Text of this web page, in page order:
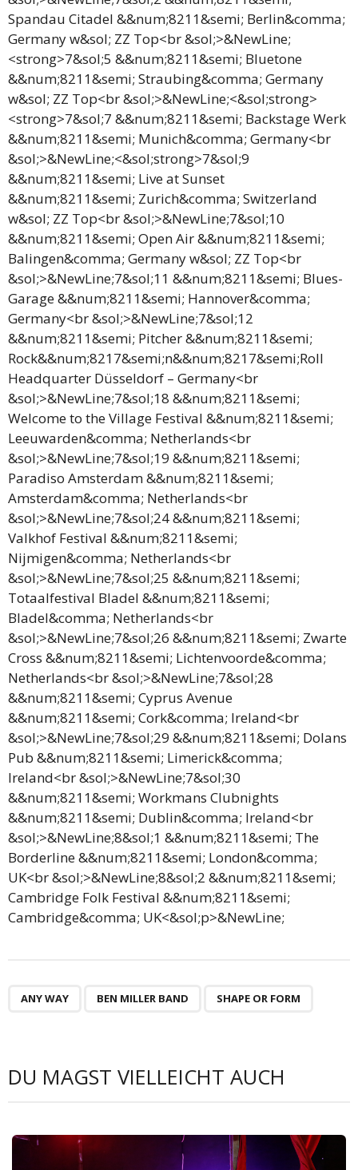
Spandau Citadel &&num;8211&semi; Berlin&comma;
Germany w&sol; ZZ Top<br &sol;>&NewLine;
<strong>7&sol;5 &&num;8211&semi; Bluetone
&&num;8211&semi; Straubing&comma; Germany
w&sol; ZZ Top<br &sol;>&NewLine;<&sol;strong>
<strong>7&sol;7 &&num;8211&semi; Backstage Werk
&&num;8211&semi; Munich&comma; Germany<br
&sol;>&NewLine;<&sol;strong>7&sol;9
&&num;8211&semi; Live at Sunset
&&num;8211&semi; Zurich&comma; Switzerland
w&sol; ZZ Top<br &sol;>&NewLine;7&sol;10
&&num;8211&semi; Open Air &&num;8211&semi;
Balingen&comma; Germany w&sol; ZZ Top<br
&sol;>&NewLine;7&sol;11 &&num;8211&semi; Blues-
Garage &&num;8211&semi; Hannover&comma;
Germany<br &sol;>&NewLine;7&sol;12
&&num;8211&semi; Pitcher &&num;8211&semi;
Rock&&num;8217&semi;n&&num;8217&semi;Roll
Headquarter Düsseldorf – Germany<br
&sol;>&NewLine;7&sol;18 &&num;8211&semi;
Welcome to the Village Festival &&num;8211&semi;
Leeuwarden&comma; Netherlands<br
&sol;>&NewLine;7&sol;19 &&num;8211&semi;
Paradiso Amsterdam &&num;8211&semi;
Amsterdam&comma; Netherlands<br
&sol;>&NewLine;7&sol;24 &&num;8211&semi;
Valkhof Festival &&num;8211&semi;
Nijmigen&comma; Netherlands<br
&sol;>&NewLine;7&sol;25 &&num;8211&semi;
Totaalfestival Bladel &&num;8211&semi;
Bladel&comma; Netherlands<br
&sol;>&NewLine;7&sol;26 &&num;8211&semi; Zwarte
Cross &&num;8211&semi; Lichtenvoorde&comma;
Netherlands<br &sol;>&NewLine;7&sol;28
&&num;8211&semi; Cyprus Avenue
&&num;8211&semi; Cork&comma; Ireland<br
&sol;>&NewLine;7&sol;29 &&num;8211&semi; Dolans
Pub &&num;8211&semi; Limerick&comma;
Ireland<br &sol;>&NewLine;7&sol;30
&&num;8211&semi; Workmans Clubnights
&&num;8211&semi; Dublin&comma; Ireland<br
&sol;>&NewLine;8&sol;1 &&num;8211&semi; The
Borderline &&num;8211&semi; London&comma;
UK<br &sol;>&NewLine;8&sol;2 &&num;8211&semi;
Cambridge Folk Festival &&num;8211&semi;
Cambridge&comma; UK<&sol;p>&NewLine;
ANY WAY BEN MILLER BAND SHAPE OR FORM
DU MAGST VIELLEICHT AUCH